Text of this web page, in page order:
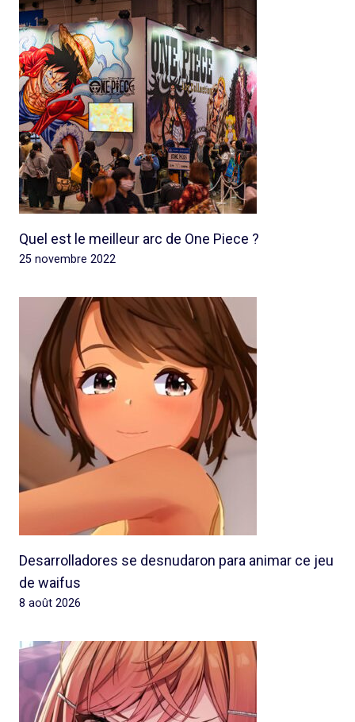
Quel est le meilleur arc de One Piece ?
25 novembre 2022
Desarrolladores se desnudaron para animar ce jeu
de waifus
8 août 2026